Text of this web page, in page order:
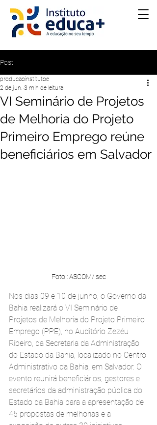
Post
VI Seminário de Projetos
de Melhoria do Projeto
Primeiro Emprego reúne
beneficiários em Salvador
producaoinstitutoe
2 de jun. 3 min de leitura
Foto : ASCOM/ sec
Nos dias 09 e 10 de junho, o Governo da
Bahia realizará o VI Seminário de
Projetos de Melhoria do Projeto Primeiro
Emprego (PPE), no Auditório Zezéu
Ribeiro, da Secretaria da Administração
do Estado da Bahia, localizado no Centro
Administrativo da Bahia, em Salvador. O
evento reunirá beneficiários, gestores e
secretários da administração pública do
Estado da Bahia para a apresentação de
45 propostas de melhorias e a